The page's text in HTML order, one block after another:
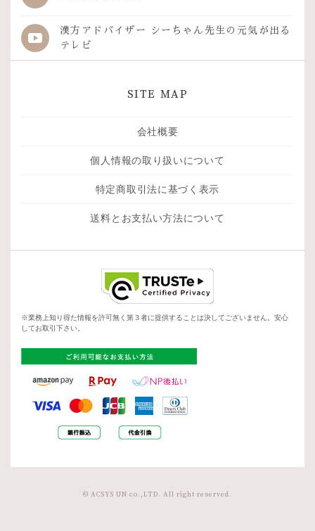
漢方アドバイザー シーちゃん先生の 元気が出る
テレビ
SITE MAP
会社概要
個人情報の取り扱いについて
特定商取引法に基づく表示
送料とお支払い方法について
※業務上知り得た情報を許可無く第３者に提供することは決してございません。安心
してお取引下さい。
© ACSYS UN co.,LTD. All right reserved.